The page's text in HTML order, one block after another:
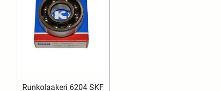
Runkolaakeri 6204 SKF